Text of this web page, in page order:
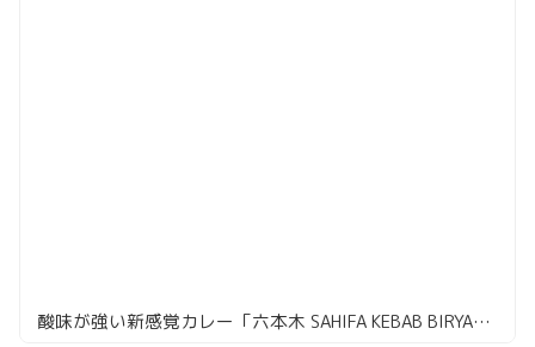
酸味が強い新感覚カレー「六本木 SAHIFA KEBAB BIRYANI」